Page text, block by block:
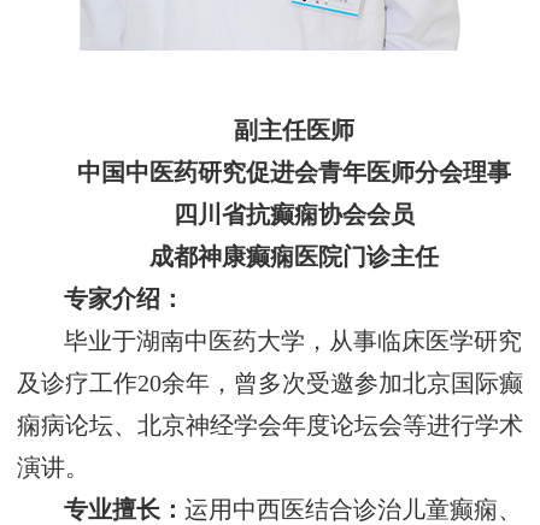
副主任医师
中国中医药研究促进会青年医师分会理事
四川省抗癫痫协会会员
成都神康癫痫医院门诊主任
专家介绍：
毕业于湖南中医药大学，从事临床医学研究
及诊疗工作20余年，曾多次受邀参加北京国际癫
痫病论坛、北京神经学会年度论坛会等进行学术
演讲。
专业擅长：运用中西医结合诊治儿童癫痫、